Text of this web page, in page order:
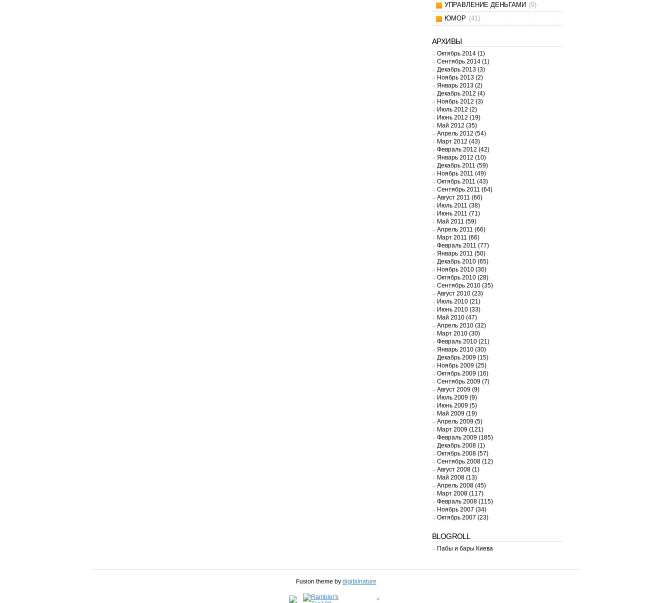
УПРАВЛЕНИЕ ДЕНЬГАМИ (9)
ЮМОР (41)
АРХИВЫ
Октябрь 2014(1)
Сентябрь 2014(1)
Декабрь 2013(3)
Ноябрь 2013(2)
Январь 2013(2)
Декабрь 2012 (4)
Ноябрь 2012 (3)
Июль 2012 (2)
Июнь 2012 (19)
Май 2012 (35)
Апрель 2012 (54)
Март 2012 (43)
Февраль 2012 (42)
Январь 2012 (10)
Декабрь 2011 (59)
Ноябрь 2011 (49)
Октябрь 2011 (43)
Сентябрь 2011 (64)
Август 2011 (66)
Июль 2011 (38)
Июнь 2011 (71)
Май 2011 (59)
Апрель 2011 (66)
Март 2011 (66)
Февраль 2011 (77)
Январь 2011 (50)
Декабрь 2010(65)
Ноябрь 2010(30)
Октябрь 2010(28)
Сентябрь 2010(35)
Август 2010(23)
Июль 2010(21)
Июнь 2010(33)
Май 2010(47)
Апрель 2010(32)
Март 2010(30)
Февраль 2010(21)
Январь 2010(30)
Декабрь 2009(15)
Ноябрь 2009(25)
Октябрь 2009(16)
Сентябрь 2009(7)
Август 2009(9)
Июль 2009(9)
Июнь 2009(5)
Май 2009(19)
Апрель 2009(5)
Март 2009(121)
Февраль 2009(185)
Декабрь 2008(1)
Октябрь 2008(57)
Сентябрь 2008(12)
Август 2008(1)
Май 2008(13)
Апрель 2008(45)
Март 2008(117)
Февраль 2008(115)
Ноябрь 2007 (34)
Октябрь 2007 (23)
BLOGROLL
Пабы и бары Киева
Fusion theme by digitalnature
^